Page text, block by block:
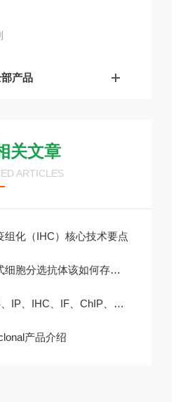
产品
关文章
ARTICLES
组化（IHC）核心技术要点
胞分选抗体该如何存储？
IHC、IF、ChIP、FC六种抗体的区别是什么？
产品介绍